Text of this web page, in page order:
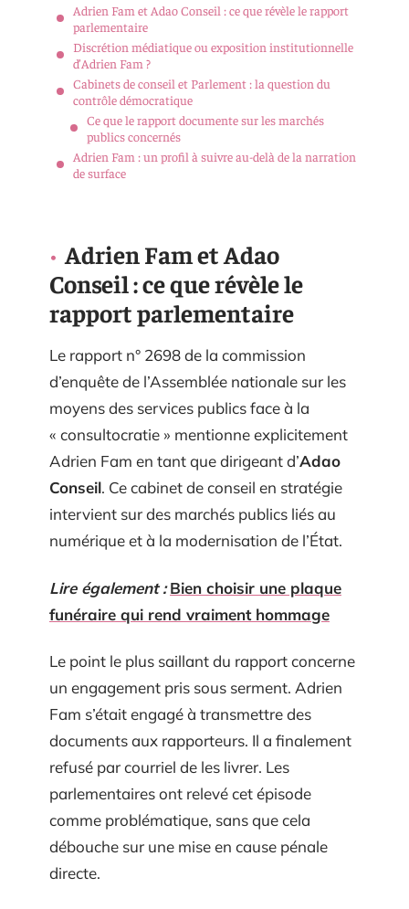
Adrien Fam et Adao Conseil : ce que révèle le rapport
parlementaire
Discrétion médiatique ou exposition institutionnelle
d’Adrien Fam ?
Cabinets de conseil et Parlement : la question du
contrôle démocratique
Ce que le rapport documente sur les marchés
publics concernés
Adrien Fam : un profil à suivre au-delà de la narration
de surface
Adrien Fam et Adao
Conseil : ce que révèle le
rapport parlementaire
Le rapport n° 2698 de la commission
d’enquête de l’Assemblée nationale sur les
moyens des services publics face à la
« consultocratie » mentionne explicitement
Adrien Fam en tant que dirigeant d’Adao
Conseil. Ce cabinet de conseil en stratégie
intervient sur des marchés publics liés au
numérique et à la modernisation de l’État.
Lire également : Bien choisir une plaque
funéraire qui rend vraiment hommage
Le point le plus saillant du rapport concerne
un engagement pris sous serment. Adrien
Fam s’était engagé à transmettre des
documents aux rapporteurs. Il a finalement
refusé par courriel de les livrer. Les
parlementaires ont relevé cet épisode
comme problématique, sans que cela
débouche sur une mise en cause pénale
directe.